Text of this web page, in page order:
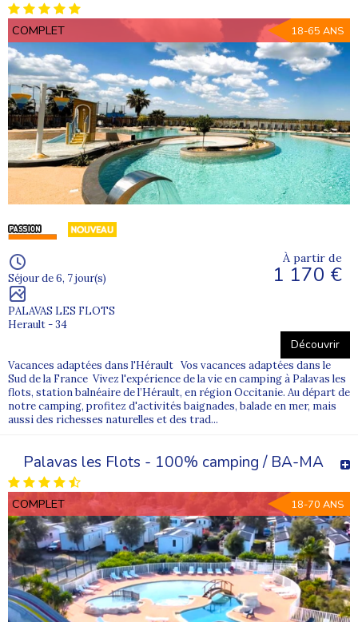
COMPLET 18-65 ANS
Séjour de 6, 7 jour(s)
PALAVAS LES FLOTS
Herault - 34
À partir de
1 170 €
Découvrir
Vacances adaptées dans l'Hérault Vos vacances adaptées dans le
Sud de la France Vivez l'expérience de la vie en camping à Palavas les
flots, station balnéaire de l’Hérault, en région Occitanie. Au départ de
notre camping, profitez d'activités baignades, balade en mer, mais
aussi des richesses naturelles et des trad...
Palavas les Flots - 100% camping / BA-MA
COMPLET 18-70 ANS